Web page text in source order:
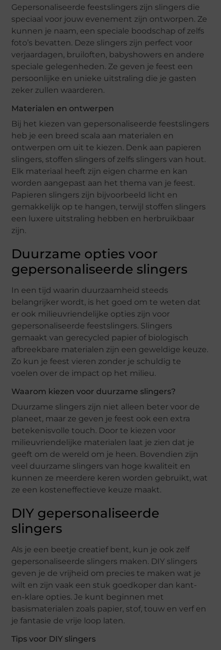
Gepersonaliseerde feestslingers zijn slingers die
speciaal voor jouw evenement zijn ontworpen. Ze
kunnen je naam, een speciale boodschap of zelfs
foto’s bevatten. Deze slingers zijn perfect voor
verjaardagen, bruiloften, babyshowers en andere
speciale gelegenheden. Ze geven je feest een
persoonlijke en unieke uitstraling die je gasten
zeker zullen waarderen.
Materialen en ontwerpen
Bij het kiezen van gepersonaliseerde feestslingers
heb je een breed scala aan materialen en
ontwerpen om uit te kiezen. Denk aan papieren
slingers, stoffen slingers of zelfs slingers van hout.
Elk materiaal heeft zijn eigen charme en kan
worden aangepast aan het thema van je feest.
Papieren slingers zijn bijvoorbeeld licht en
gemakkelijk op te hangen, terwijl stoffen slingers
een luxere uitstraling hebben en herbruikbaar
zijn.
Duurzame opties voor
gepersonaliseerde slingers
In een tijd waarin duurzaamheid steeds
belangrijker wordt, is het goed om te weten dat
er ook milieuvriendelijke opties zijn voor
gepersonaliseerde feestslingers. Slingers
gemaakt van gerecycled papier of biologisch
afbreekbare materialen zijn een geweldige keuze.
Zo kun je feest vieren zonder je schuldig te
voelen over de impact op het milieu.
Waarom kiezen voor duurzame slingers?
Duurzame slingers zijn niet alleen beter voor de
planeet, maar ze geven je feest ook een extra
betekenisvolle touch. Door te kiezen voor
milieuvriendelijke materialen laat je zien dat je
geeft om de wereld om je heen. Bovendien zijn
veel duurzame slingers van hoge kwaliteit en
kunnen ze meerdere keren worden gebruikt, wat
ze een kosteneffectieve keuze maakt.
DIY gepersonaliseerde
slingers
Als je een beetje creatief bent, kun je ook zelf
gepersonaliseerde slingers maken. DIY slingers
geven je de vrijheid om precies te maken wat je
wilt en zijn vaak een stuk goedkoper dan kant-
en-klare opties. Je kunt beginnen met
basismaterialen zoals papier, stof, touw en verf en
je fantasie de vrije loop laten.
Tips voor DIY slingers